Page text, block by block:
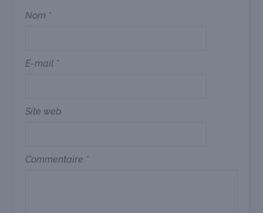
Nom *
E-mail *
Site web
Commentaire *